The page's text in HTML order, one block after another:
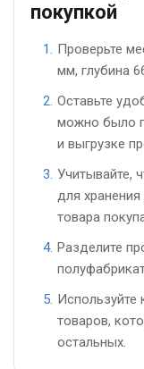
покупкой
Проверьте
мм, глубина
Оставьте
можно было
и выгрузке
Учитывайте,
для
товара
Разделите
товаров,
остальных.